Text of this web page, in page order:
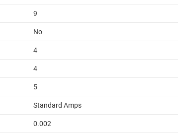
9
No
4
4
5
Standard Amps
0.002